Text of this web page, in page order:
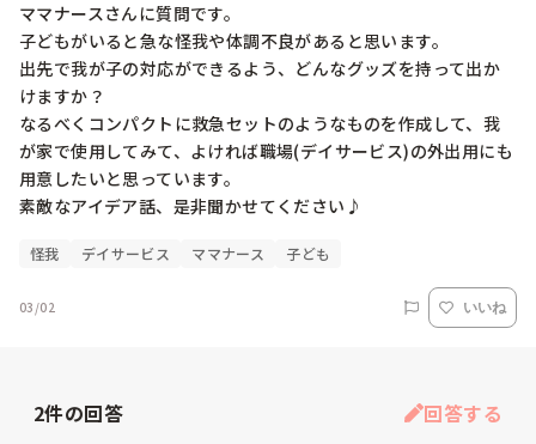
ママナースさんに質問です。
子どもがいると急な怪我や体調不良があると思います。
出先で我が子の対応ができるよう、どんなグッズを持って出か
けますか？
なるべくコンパクトに救急セットのようなものを作成して、我
が家で使用してみて、よければ職場(デイサービス)の外出用にも
用意したいと思っています。
素敵なアイデア話、是非聞かせてください♪
怪我 デイサービス ママナース 子ども
03/02 いいね
2件の回答 回答する